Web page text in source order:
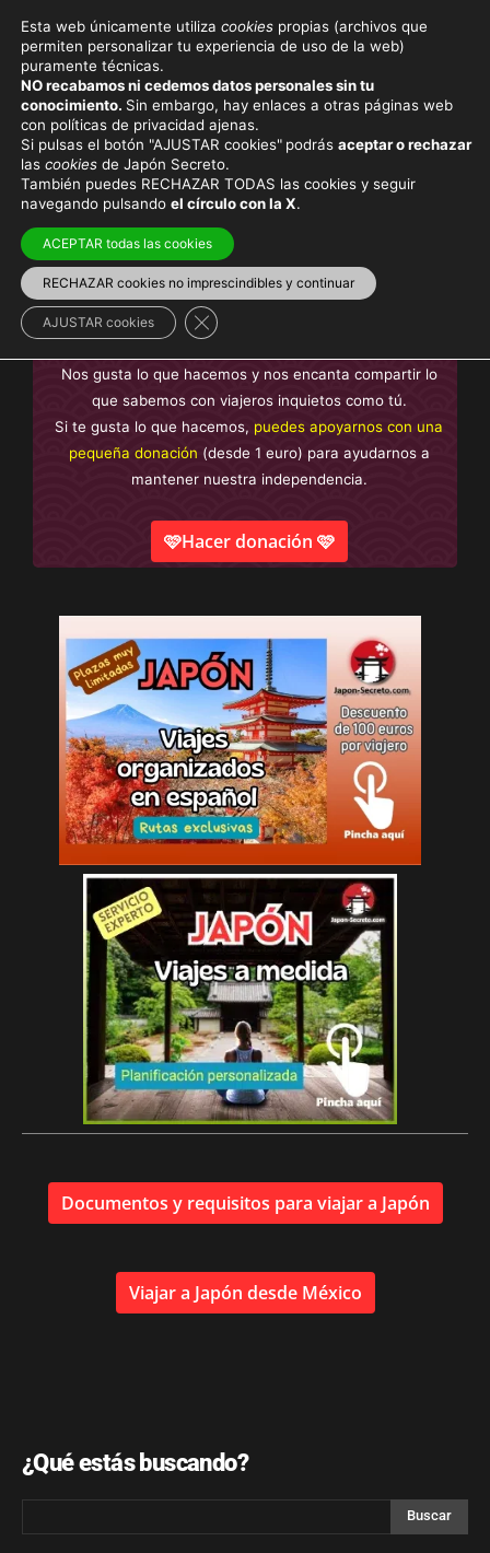
AKO
Viaja con el mejor seguro y
En Japón Secreto te ofrecemos contenido
sin anuncios
intrusivos y sin contenido de pago
Nos gusta lo que hacemos y nos encanta compartir lo
que sabemos con viajeros inquietos como tú.
Si te gusta lo que hacemos, puedes apoyarnos con una
pequeña donación (desde 1 euro) para ayudarnos a
mantener nuestra independencia.
🩷Hacer donación 🩷
Documentos y requisitos para viajar a Japón
Viajar a Japón desde México
¿Qué estás buscando?
Esta web únicamente utiliza cookies propias (archivos que
permiten personalizar tu experiencia de uso de la web)
puramente técnicas.
NO recabamos ni cedemos datos personales sin tu
conocimiento. Sin embargo, hay enlaces a otras páginas web
con políticas de privacidad ajenas.
Si pulsas el botón "AJUSTAR cookies" podrás aceptar o rechazar
las cookies de Japón Secreto.
También puedes RECHAZAR TODAS las cookies y seguir
navegando pulsando el círculo con la X.
ACEPTAR todas las cookies
RECHAZAR cookies no imprescindibles y continuar
AJUSTAR cookies Cerrar el banner de cookies RGPD